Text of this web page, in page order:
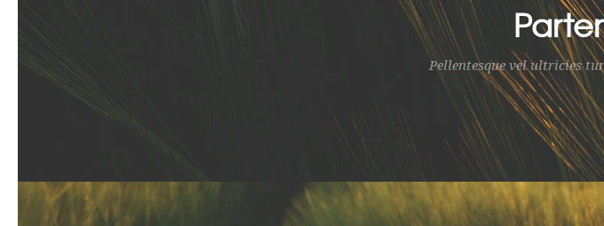
Pellentesque vel ultricies